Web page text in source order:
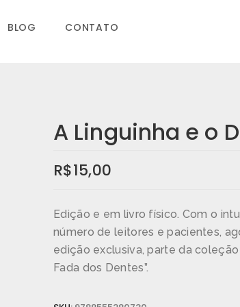
BLOG CONTATO
A Linguinha e o
R$15,00
Edição e em livro físico. Com o
número de leitores e pacientes,
edição exclusiva, parte da
Fada dos Dentes”.